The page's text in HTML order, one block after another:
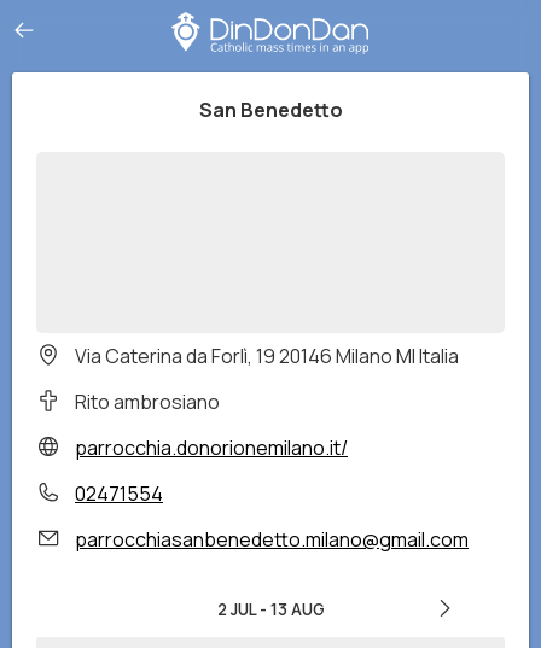
San Benedetto
Via Caterina da Forlì, 19 20146 Milano MI Italia
Rito ambrosiano
parrocchia.donorionemilano.it/
02471554
parrocchiasanbenedetto.milano@gmail.com
2 JUL- 13 AUG